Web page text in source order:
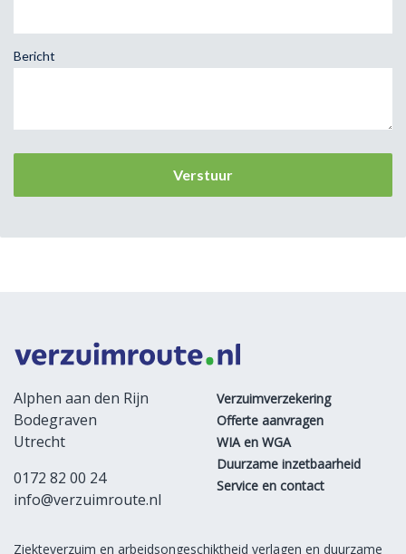
Bericht
Alphen aan den Rijn
Bodegraven
Utrecht
0172 82 00 24
info@verzuimroute.nl
Verzuimverzekering
Offerte aanvragen
WIA en WGA
Duurzame inzetbaarheid
Service en contact
Ziekteverzuim en arbeidsongeschiktheid verlagen en duurzame